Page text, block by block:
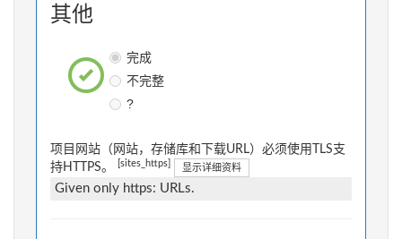
其他
完成
不完整
?
项目网站（网站，存储库和下载URL）必须使用TLS支
持HTTPS。
[sites_https] 显示详细资料
Given only https: URLs.